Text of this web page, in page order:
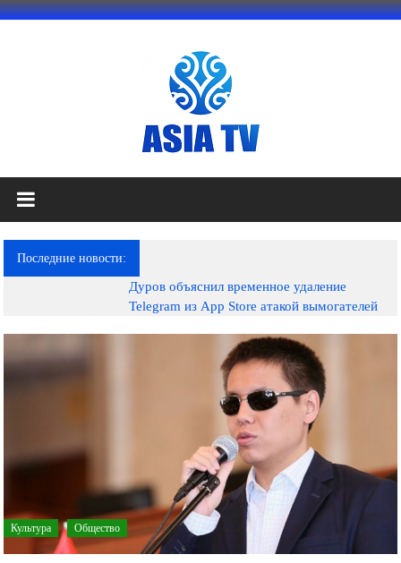
Перейти
АЗИЯ
ТВ
это
телеканал
документальные
фильмы,
и
Последние новости:
Дуров объяснил временное удаление
Telegram из App Store атакой вымогателей
Культура Общество